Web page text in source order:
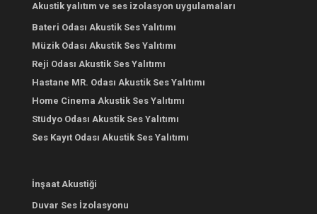
Akustik yalıtım ve ses izolasyon uygulamaları
Bateri Odası Akustik Ses Yalıtımı
Müzik Odası Akustik Ses Yalıtımı
Reji Odası Akustik Ses Yalıtımı
Hastane MR. Odası Akustik Ses Yalıtımı
Home Cinema Akustik Ses Yalıtımı
Stüdyo Odası Akustik Ses Yalıtımı
Ses Kayıt Odası Akustik Ses Yalıtımı
İnşaat Akustiği
Duvar Ses İzolasyonu